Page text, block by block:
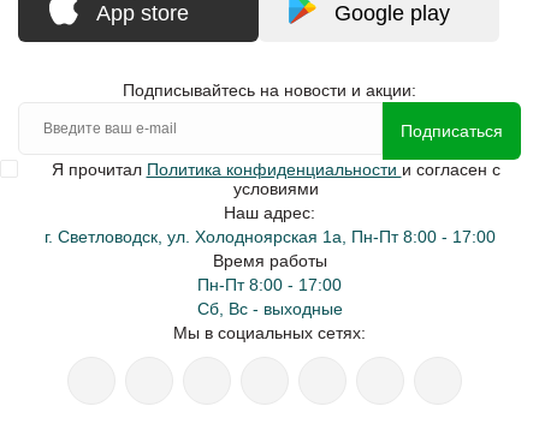
App store Google play
Подписывайтесь на новости и акции:
Подписаться
Я прочитал Политика конфиденциальности и согласен с
условиями
Наш адрес:
г. Светловодск, ул. Холодноярская 1а, Пн-Пт 8:00 - 17:00
Время работы
Пн-Пт 8:00 - 17:00
Сб, Вс - выходные
Мы в социальных сетях: